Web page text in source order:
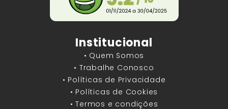
Institucional
• Quem Somos
• Trabalhe Conosco
• Políticas de Privacidade
• Políticas de Cookies
• Termos e condições